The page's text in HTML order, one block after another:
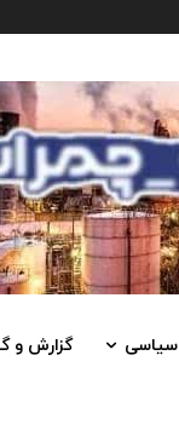
سیاسی گزارش و